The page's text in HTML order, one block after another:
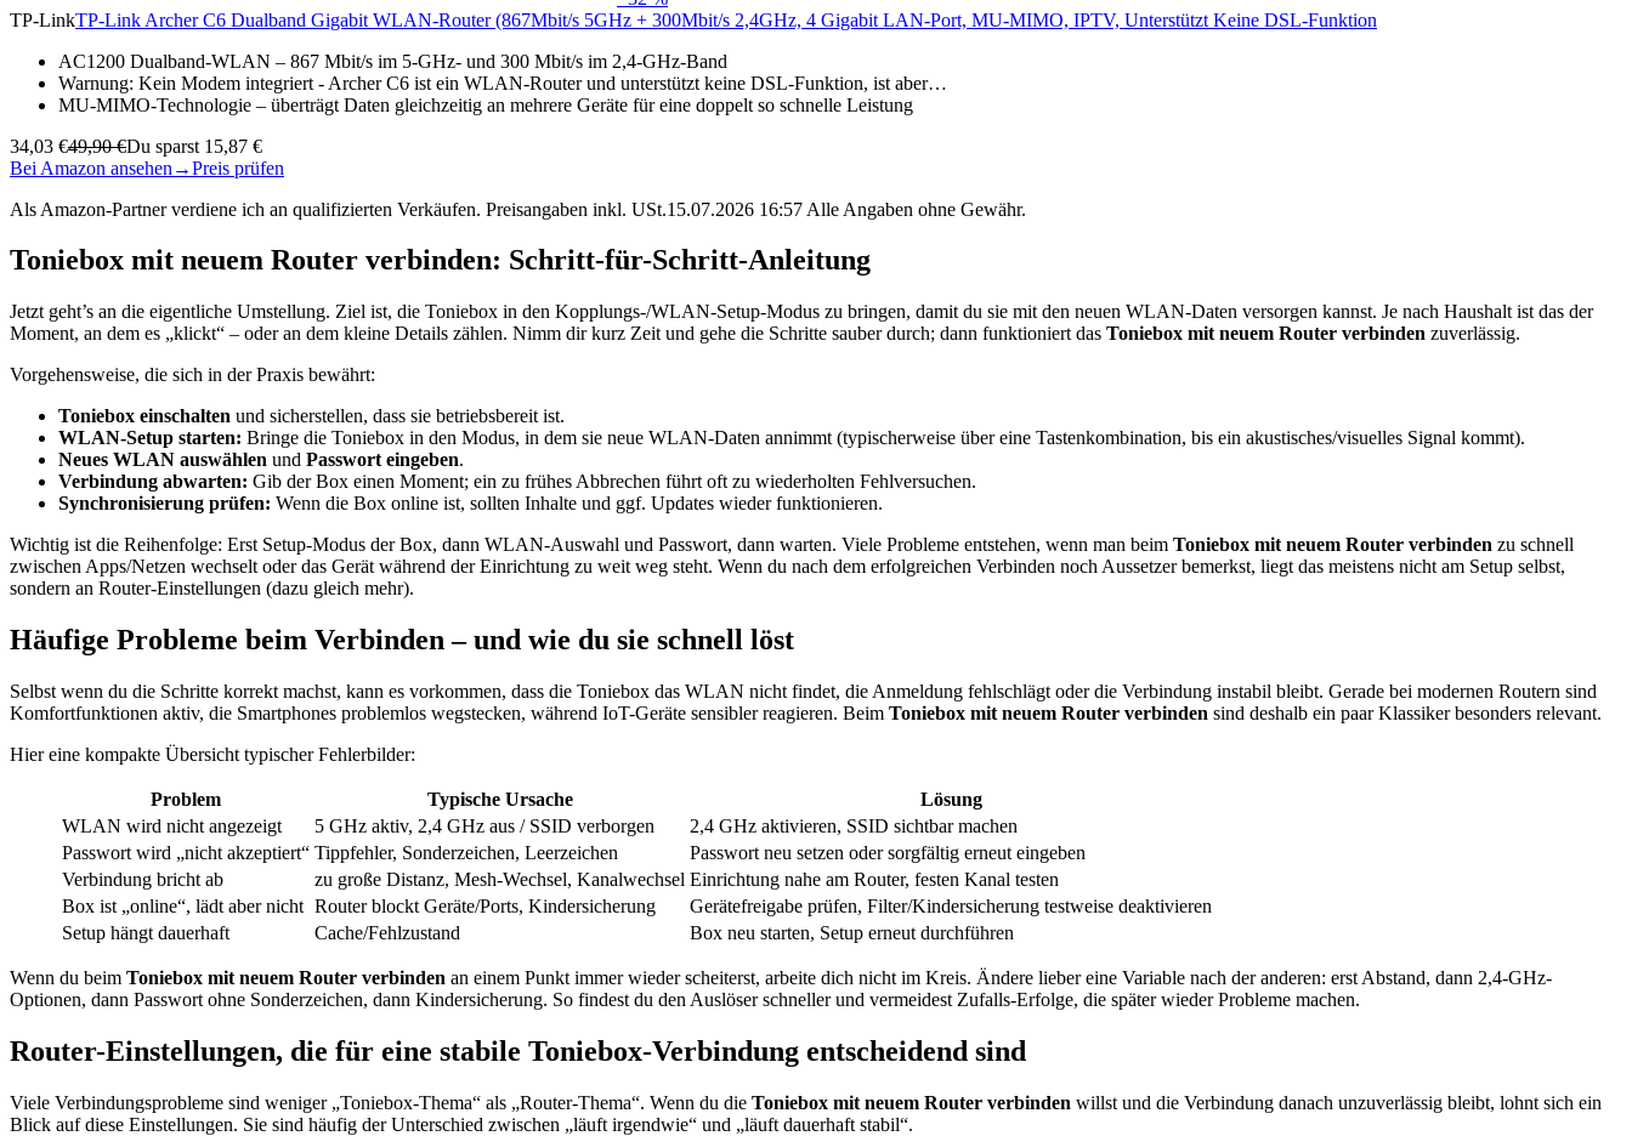
TP-LinkTP-Link Archer C6 Dualband Gigabit WLAN-Router (867Mbit/s 5GHz + 300Mbit/s 2,4GHz, 4 Gigabit LAN-Port, MU-MIMO, IPTV, Unterstützt Keine DSL-Funktion
AC1200 Dualband-WLAN – 867 Mbit/s im 5-GHz- und 300 Mbit/s im 2,4-GHz-Band
Warnung: Kein Modem integriert - Archer C6 ist ein WLAN-Router und unterstützt keine DSL-Funktion, ist aber…
MU-MIMO-Technologie – überträgt Daten gleichzeitig an mehrere Geräte für eine doppelt so schnelle Leistung
34,03 €49,90 €Du sparst 15,87 €
Bei Amazon ansehen →Preis prüfen
Als Amazon-Partner verdiene ich an qualifizierten Verkäufen. Preisangaben inkl. USt.15.07.2026 16:57 Alle Angaben ohne Gewähr.
Toniebox mit neuem Router verbinden: Schritt-für-Schritt-Anleitung
Jetzt geht’s an die eigentliche Umstellung. Ziel ist, die Toniebox in den Kopplungs-/WLAN-Setup-Modus zu bringen, damit du sie mit den neuen WLAN-Daten versorgen kannst. Je nach Haushalt ist das der
Moment, an dem es „klickt“ – oder an dem kleine Details zählen. Nimm dir kurz Zeit und gehe die Schritte sauber durch; dann funktioniert das Toniebox mit neuem Router verbinden zuverlässig.
Vorgehensweise, die sich in der Praxis bewährt:
Toniebox einschalten und sicherstellen, dass sie betriebsbereit ist.
WLAN-Setup starten: Bringe die Toniebox in den Modus, in dem sie neue WLAN-Daten annimmt (typischerweise über eine Tastenkombination, bis ein akustisches/visuelles Signal kommt).
Neues WLAN auswählen und Passwort eingeben.
Verbindung abwarten: Gib der Box einen Moment; ein zu frühes Abbrechen führt oft zu wiederholten Fehlversuchen.
Synchronisierung prüfen: Wenn die Box online ist, sollten Inhalte und ggf. Updates wieder funktionieren.
Wichtig ist die Reihenfolge: Erst Setup-Modus der Box, dann WLAN-Auswahl und Passwort, dann warten. Viele Probleme entstehen, wenn man beim Toniebox mit neuem Router verbinden zu schnell
zwischen Apps/Netzen wechselt oder das Gerät während der Einrichtung zu weit weg steht. Wenn du nach dem erfolgreichen Verbinden noch Aussetzer bemerkst, liegt das meistens nicht am Setup selbst,
sondern an Router-Einstellungen (dazu gleich mehr).
Häufige Probleme beim Verbinden – und wie du sie schnell löst
Selbst wenn du die Schritte korrekt machst, kann es vorkommen, dass die Toniebox das WLAN nicht findet, die Anmeldung fehlschlägt oder die Verbindung instabil bleibt. Gerade bei modernen Routern sind
Komfortfunktionen aktiv, die Smartphones problemlos wegstecken, während IoT-Geräte sensibler reagieren. Beim Toniebox mit neuem Router verbinden sind deshalb ein paar Klassiker besonders relevant.
Hier eine kompakte Übersicht typischer Fehlerbilder:
Problem Typische Ursache
Lösung
WLAN wird nicht angezeigt
5 GHz aktiv, 2,4 GHz aus / SSID verborgen
2,4 GHz aktivieren, SSID sichtbar machen
Passwort wird „nicht akzeptiert“ Tippfehler, Sonderzeichen, Leerzeichen
Passwort neu setzen oder sorgfältig erneut eingeben
Verbindung bricht ab
zu große Distanz, Mesh-Wechsel, Kanalwechsel Einrichtung nahe am Router, festen Kanal testen
Box ist „online“, lädt aber nicht Router blockt Geräte/Ports, Kindersicherung
Gerätefreigabe prüfen, Filter/Kindersicherung testweise deaktivieren
Setup hängt dauerhaft
Cache/Fehlzustand Box neu starten, Setup erneut durchführen
Wenn du beim Toniebox mit neuem Router verbinden an einem Punkt immer wieder scheiterst, arbeite dich nicht im Kreis. Ändere lieber eine Variable nach der anderen: erst Abstand, dann 2,4-GHz-
Optionen, dann Passwort ohne Sonderzeichen, dann Kindersicherung. So findest du den Auslöser schneller und vermeidest Zufalls-Erfolge, die später wieder Probleme machen.
Router-Einstellungen, die für eine stabile Toniebox-Verbindung entscheidend sind
Viele Verbindungsprobleme sind weniger „Toniebox-Thema“ als „Router-Thema“. Wenn du die Toniebox mit neuem Router verbinden willst und die Verbindung danach unzuverlässig bleibt, lohnt sich ein
Blick auf diese Einstellungen. Sie sind häufig der Unterschied zwischen „läuft irgendwie“ und „läuft dauerhaft stabil“.